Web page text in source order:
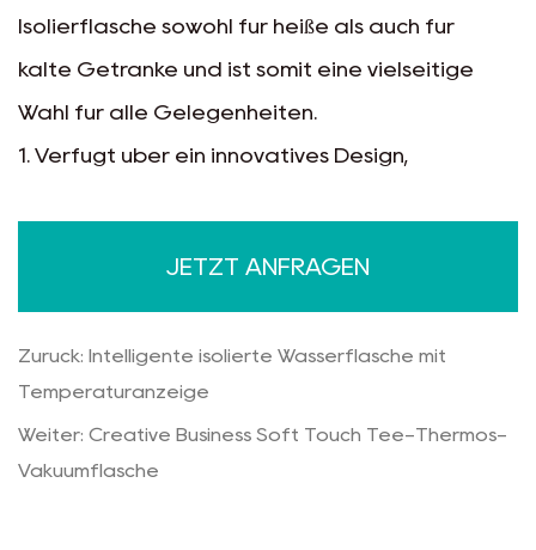
Isolierflasche sowohl für heiße als auch für
kalte Getränke und ist somit eine vielseitige
Wahl für alle Gelegenheiten.
1. Verfügt über ein innovatives Design,
Funktionalität, äußerst kostengünstig
JETZT ANFRAGEN
Zurück: Intelligente isolierte Wasserflasche mit
Temperaturanzeige
Weiter: Creative Business Soft Touch Tee-Thermos-
Vakuumflasche